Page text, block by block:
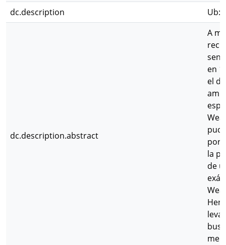
dc.description
Ub:
dc.description.abstract
A
en
el
por
la
de